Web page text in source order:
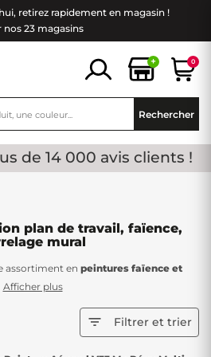
retirez rapidement en magasin !
nos 23 magasins
+ 0
Rechercher
de 14 000 avis clients !
plan de travail, faïence,
mural
assortiment en peintures faïence et
Discount, une solution pratique pour
Afficher plus
 Filtrer et trier